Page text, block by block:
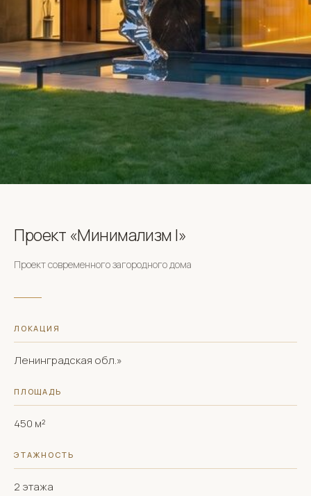
Проект «Минимализм I»
Проект современного загородного дома
ЛОКАЦИЯ
Ленинградская обл.»
ПЛОЩАДЬ
450 м²
ЭТАЖНОСТЬ
2 этажа